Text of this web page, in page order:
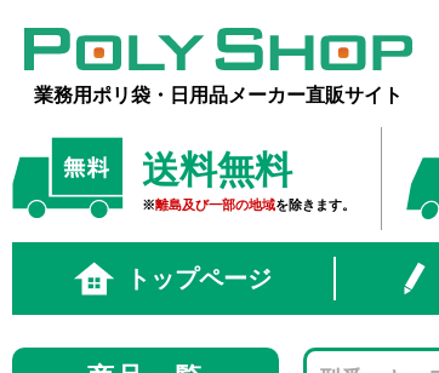
業務用ポリ袋・日用品メーカー直販サイト
送料無料
※離島及び一部の地域を除きます。
トップページ